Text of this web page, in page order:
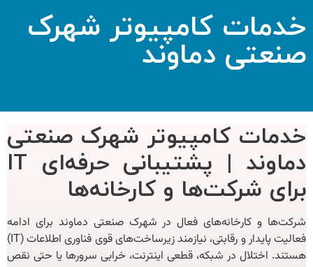
خدمات کامپیوتر شهرک
صنعتی دماوند
خدمات کامپیوتر شهرک صنعتی
دماوند | پشتیبانی حرفه‌ای IT
برای شرکت‌ها و کارخانه‌ها
شرکت‌ها و کارخانه‌های فعال در شهرک صنعتی دماوند برای ادامه
فعالیت پایدار و رقابتی، نیازمند زیرساخت‌های قوی فناوری اطلاعات (IT)
هستند. اختلال در شبکه، قطعی اینترنت، خرابی سرورها یا حتی نقص